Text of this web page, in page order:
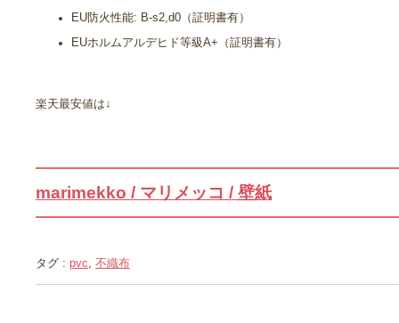
EU防火性能: B-s2,d0（証明書有）
EUホルムアルデヒド等級A+（証明書有）
楽天最安値は↓
marimekko / マリメッコ / 壁紙
タグ : pvc, 不織布